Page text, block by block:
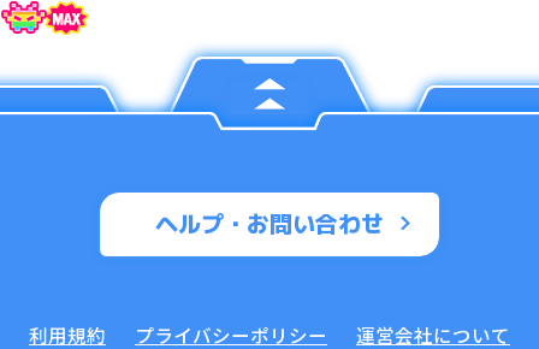
ヘルプ・お問い合わせ
利用規約 プライバシーポリシー
運営会社について